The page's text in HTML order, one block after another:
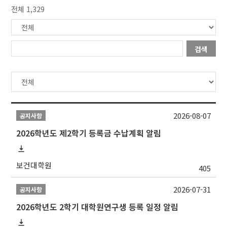
전체 1,329
검색
공지사항
2026학년도 제2학기 등록금 수납계획 알림
보건대학원 405
2026-08-07
공지사항
2026학년도 2학기 대학원연구생 등록 일정 알림
2026-07-31